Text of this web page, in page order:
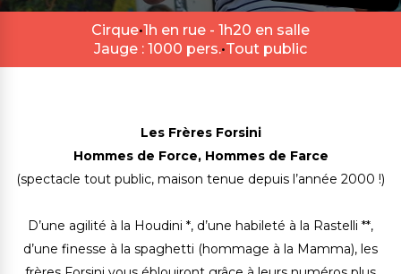
Cirque•1h en rue - 1h20 en salle
Jauge : 1000 pers.•Tout public
Les Frères Forsini
Hommes de Force, Hommes de Farce
(spectacle tout public, maison tenue depuis l’année 2000 !)
D’une agilité à la Houdini *, d’une habileté à la Rastelli **,
d’une finesse à la spaghetti (hommage à la Mamma), les